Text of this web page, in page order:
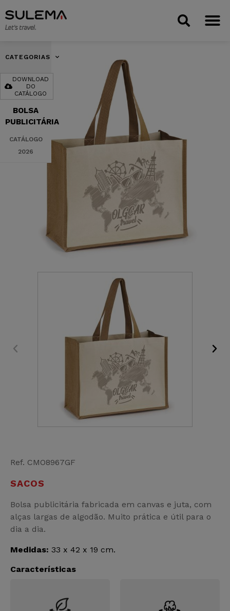
CATEGORIAS
DOWNLOAD
DO
CATÁLOGO
BOLSA
PUBLICITÁRIA
CATÁLOGO
2026
Ref. CMO8967GF
SACOS
Bolsa publicitária fabricada em canvas e juta, com
alças largas de algodão. Muito prática e útil para o
dia a dia.
Medidas: 33 x 42 x 19 cm.
Características